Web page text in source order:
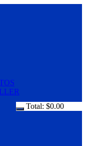
Total: $0.00